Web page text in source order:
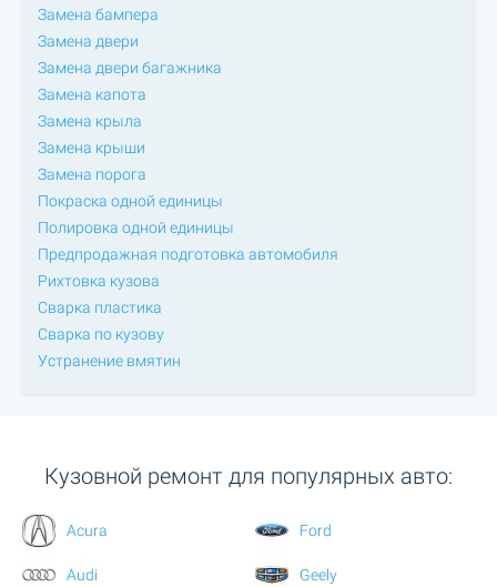
Замена бампера
Замена двери
Замена двери багажника
Замена капота
Замена крыла
Замена крыши
Замена порога
Покраска одной единицы
Полировка одной единицы
Предпродажная подготовка автомобиля
Рихтовка кузова
Сварка пластика
Сварка по кузову
Устранение вмятин
Кузовной ремонт для популярных авто:
Acura
Audi
Ford
Geely